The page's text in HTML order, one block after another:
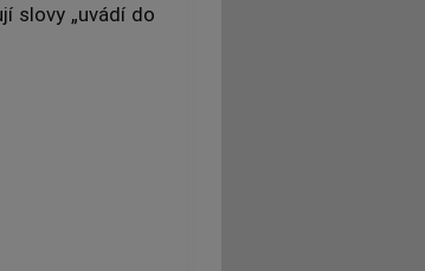
slovy „uvádí do